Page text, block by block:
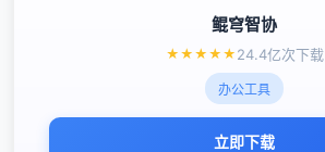
鲲穹智协
★ ★ ★ ★ ★ 24.4亿次下载
办公工具
立即下载